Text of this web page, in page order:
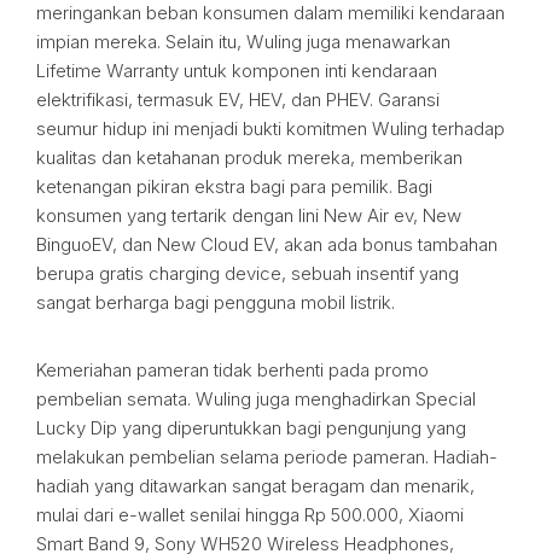
meringankan beban konsumen dalam memiliki kendaraan
impian mereka. Selain itu, Wuling juga menawarkan
Lifetime Warranty untuk komponen inti kendaraan
elektrifikasi, termasuk EV, HEV, dan PHEV. Garansi
seumur hidup ini menjadi bukti komitmen Wuling terhadap
kualitas dan ketahanan produk mereka, memberikan
ketenangan pikiran ekstra bagi para pemilik. Bagi
konsumen yang tertarik dengan lini New Air ev, New
BinguoEV, dan New Cloud EV, akan ada bonus tambahan
berupa gratis charging device, sebuah insentif yang
sangat berharga bagi pengguna mobil listrik.
Kemeriahan pameran tidak berhenti pada promo
pembelian semata. Wuling juga menghadirkan Special
Lucky Dip yang diperuntukkan bagi pengunjung yang
melakukan pembelian selama periode pameran. Hadiah-
hadiah yang ditawarkan sangat beragam dan menarik,
mulai dari e-wallet senilai hingga Rp 500.000, Xiaomi
Smart Band 9, Sony WH520 Wireless Headphones,